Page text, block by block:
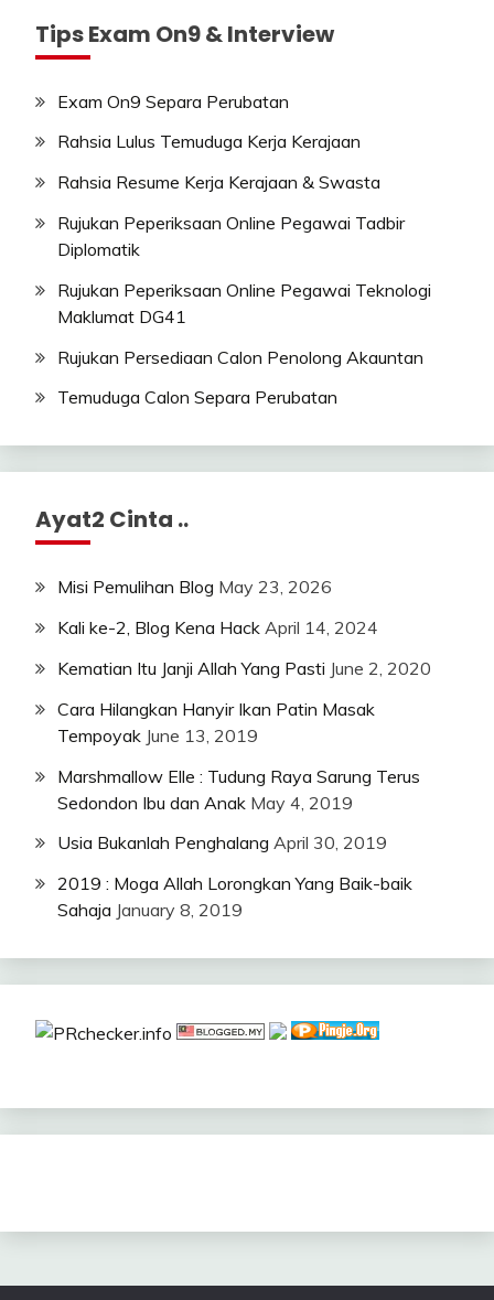
Tips Exam On9 & Interview
Exam On9 Separa Perubatan
Rahsia Lulus Temuduga Kerja Kerajaan
Rahsia Resume Kerja Kerajaan & Swasta
Rujukan Peperiksaan Online Pegawai Tadbir
Diplomatik
Rujukan Peperiksaan Online Pegawai Teknologi
Maklumat DG41
Rujukan Persediaan Calon Penolong Akauntan
Temuduga Calon Separa Perubatan
Ayat2 Cinta ..
Misi Pemulihan Blog May 23, 2026
Kali ke-2, Blog Kena Hack April 14, 2024
Kematian Itu Janji Allah Yang Pasti June 2, 2020
Cara Hilangkan Hanyir Ikan Patin Masak
Tempoyak June 13, 2019
Marshmallow Elle : Tudung Raya Sarung Terus
Sedondon Ibu dan Anak May 4, 2019
Usia Bukanlah Penghalang April 30, 2019
2019 : Moga Allah Lorongkan Yang Baik-baik
Sahaja January 8, 2019